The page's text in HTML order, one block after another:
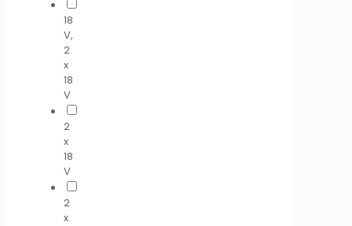
18
V,
2
x
18
V
2
x
18
V
2
x